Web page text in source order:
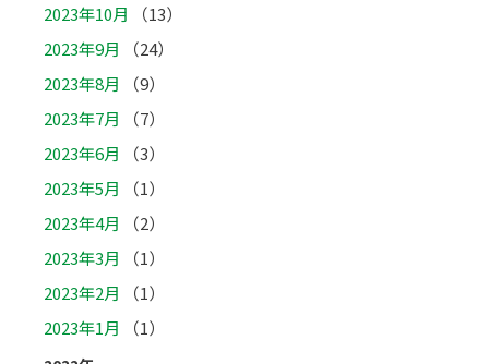
2023年10月
（13）
2023年9月
（24）
2023年8月
（9）
2023年7月
（7）
2023年6月
（3）
2023年5月
（1）
2023年4月
（2）
2023年3月
（1）
2023年2月
（1）
2023年1月
（1）